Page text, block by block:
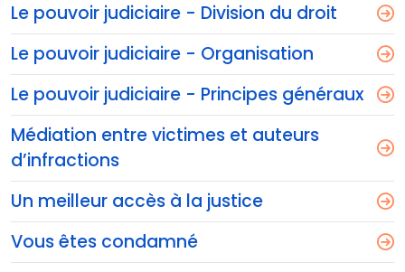
Le pouvoir judiciaire - Division du droit
Le pouvoir judiciaire - Organisation
Le pouvoir judiciaire - Principes généraux
Médiation entre victimes et auteurs
d’infractions
Un meilleur accès à la justice
Vous êtes condamné